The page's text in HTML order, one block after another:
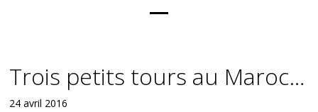
Trois petits tours au Maroc…
24 avril 2016